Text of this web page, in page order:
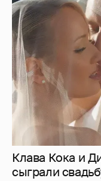
Клава Кока и
сыграли